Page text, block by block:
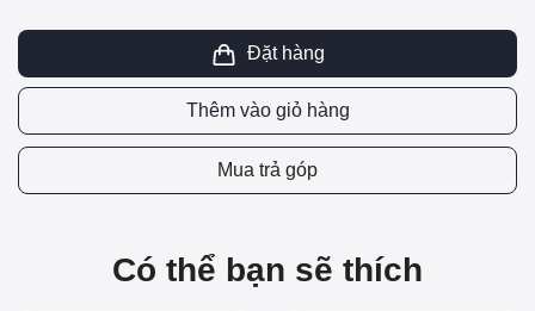
Đặt hàng
Thêm vào giỏ hàng
Mua trả góp
Có thể bạn sẽ thích